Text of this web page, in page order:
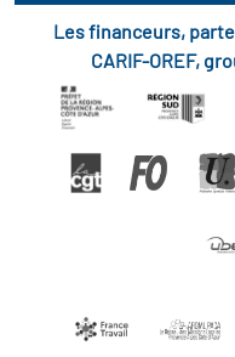
Les financeurs,
CARIF-OREF,